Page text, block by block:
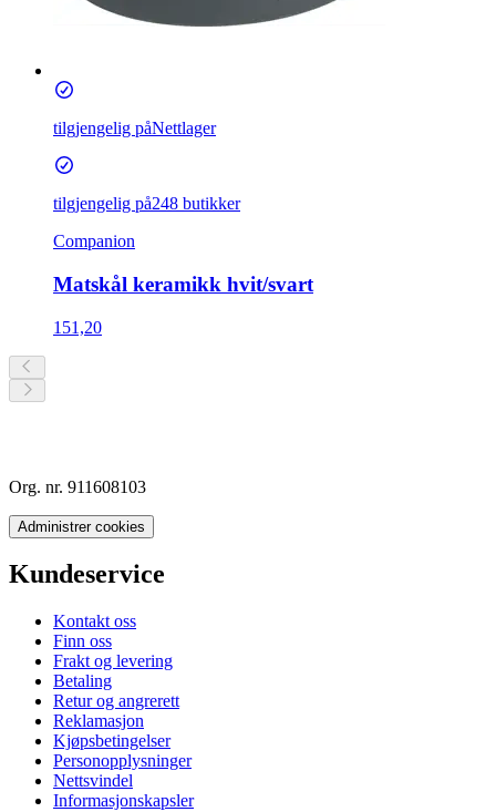
tilgjengelig påNettlager
tilgjengelig på248 butikker
Companion
Matskål keramikk hvit/svart
151,20
Org. nr. 911608103
Administrer cookies
Kundeservice
Kontakt oss
Finn oss
Frakt og levering
Betaling
Retur og angrerett
Reklamasjon
Kjøpsbetingelser
Personopplysninger
Nettsvindel
Informasjonskapsler